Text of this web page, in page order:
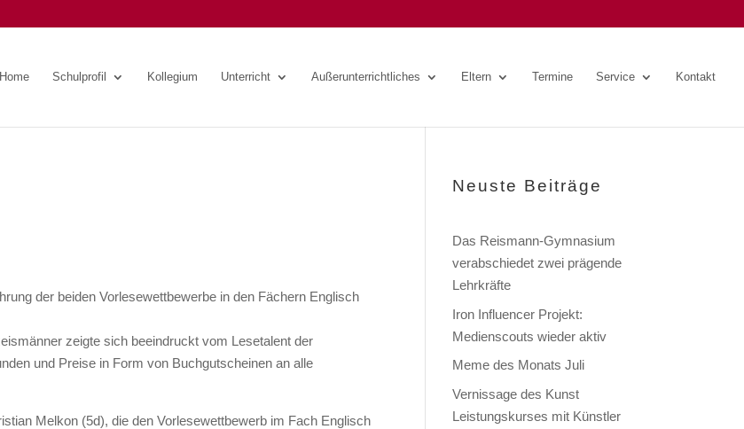
Home Schulprofil Kollegium Unterricht Außerunterrichtliches Eltern Termine Service Kontakt
der beiden Vorlesewettbewerbe in den Fächern Englisch
zeigte sich beeindruckt vom Lesetalent der
und Preise in Form von Buchgutscheinen an alle
Melkon (5d), die den Vorlesewettbewerb im Fach Englisch
Neuste Beiträge
Das Reismann-Gymnasium
verabschiedet zwei prägende
Lehrkräfte
Iron Influencer Projekt:
Medienscouts wieder aktiv
Meme des Monats Juli
Vernissage des Kunst
Leistungskurses mit Künstler